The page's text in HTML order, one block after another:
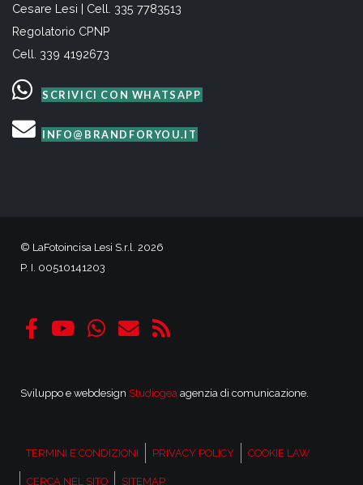
Cesare Lesi | Cell. 335 7783513
Regolatorio CPNP
Cell. 339 4192673
SCRIVICI CON WHATSAPP
INFO@BRANDFORYOU.IT
© LaFotoincisa Lesi S.r.l. 2026
P. I. 00510141203
Sviluppo e webdesign Studiogea agenzia di comunicazione.
TERMINI E CONDIZIONI PRIVACY POLICY COOKIE LAW
CERCA NEL SITO SITEMAP